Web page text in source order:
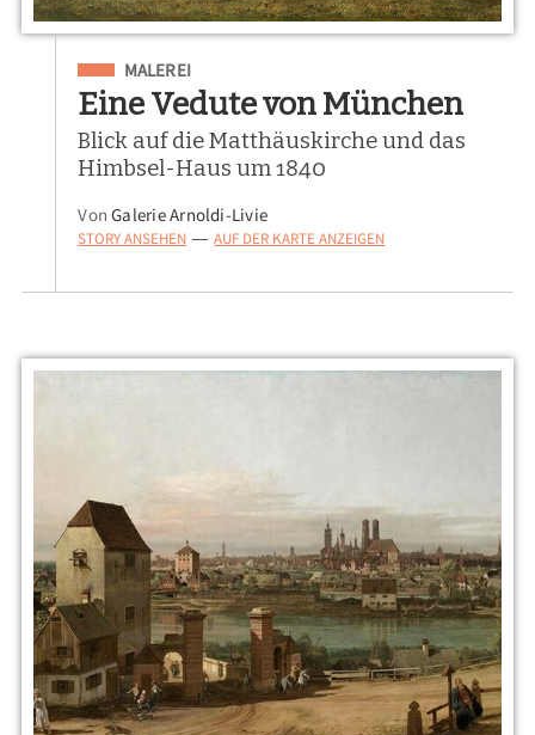
Eingeordnet unter
MALEREI
Eine Vedute von München
Blick auf die Matthäuskirche und das
Himbsel-Haus um 1840
VonGalerie Arnoldi-Livie
STORY ANSEHEN — AUF DER KARTE ANZEIGEN